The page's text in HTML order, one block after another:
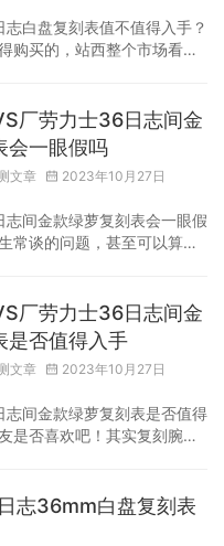
求，而且惟妙惟肖的还原，
的视觉效果以及上...
白盘复刻表值不值得入手？
购买的，站西整个市场看起
系列自然也是如此，甚至可
高！主要是因为劳力士这个
太过了，尤其是国内劳力士
，自然让一个又一个的厂家
就是其中遥遥领先的那一
然不会让人失望！也是V...
厂劳力士36日志间金
会一眼假吗
文章
2023年10月27日
间金款绿萝复刻表会一眼假
常谈的问题，甚至可以算作
的质量，完全不会让各位表
存在一眼假的！而且不要小
吃下劳力士日志这个市场的
真的一点都不弱！须知道劳
，这个款式开模的厂家太多
下本原装开模...
厂劳力士36日志间金
是否值得入手
文章
2023年10月27日
间金款绿萝复刻表是否值得
是否喜欢吧！其实复刻腕表
较OK的，而且如果不是款式
是不会有厂家去制作去还原
志36mm白盘复刻表